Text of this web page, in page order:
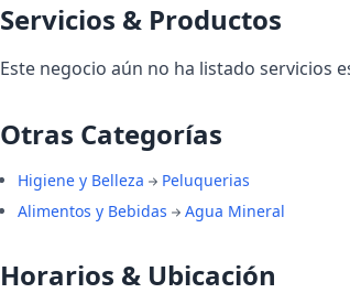
Servicios & Productos
Este negocio aún no ha listado servicios
Otras Categorías
Higiene y Belleza
Peluquerias
Alimentos y Bebidas
Agua Mineral
Horarios & Ubicación